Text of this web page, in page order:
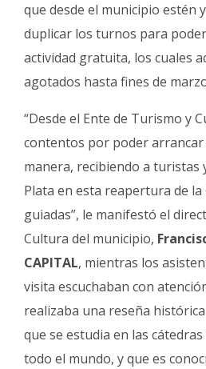
que desde el municipio estén
duplicar los turnos para
actividad gratuita, los cuales
agotados hasta fines de
“Desde el Ente de Turismo y
contentos por poder arrancar
manera, recibiendo a turistas
Plata en esta reapertura de la
guiadas”, le manifestó el
Cultura del municipio,
CAPITAL, mientras los
visita escuchaban con
realizaba una reseña
que se estudia en las
todo el mundo, y que es